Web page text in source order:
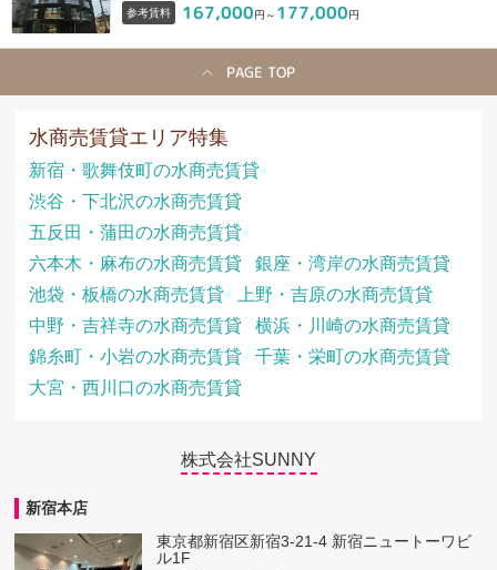
参考賃料 167,000円～ 177,000円
PAGE TOP
水商売賃貸エリア特集
新宿・歌舞伎町の水商売賃貸
渋谷・下北沢の水商売賃貸
五反田・蒲田の水商売賃貸
六本木・麻布の水商売賃貸
銀座・湾岸の水商売賃貸
池袋・板橋の水商売賃貸
上野・吉原の水商売賃貸
中野・吉祥寺の水商売賃貸
横浜・川崎の水商売賃貸
錦糸町・小岩の水商売賃貸
千葉・栄町の水商売賃貸
大宮・西川口の水商売賃貸
株式会社SUNNY
新宿本店
東京都新宿区新宿3-21-4 新宿ニュートーワビ
ル1F